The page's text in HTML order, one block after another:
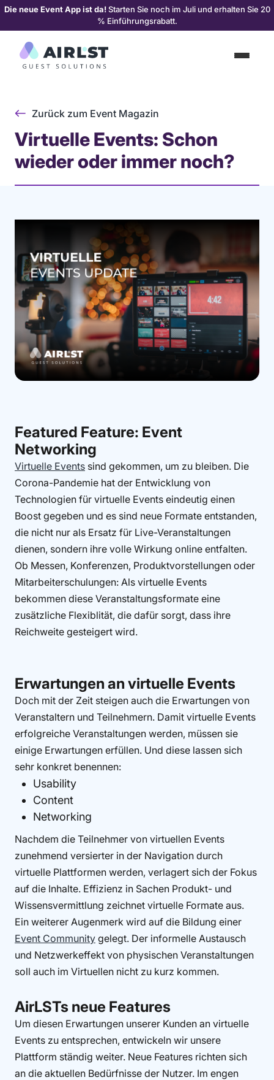
Die neue Event App ist da!Starten Sie noch im Juli und erhalten Sie 20
% Einführungsrabatt.
Zurück zum Event Magazin
Virtuelle Events: Schon
wieder oder immer noch?
Featured Feature: Event
Networking
Virtuelle Events sind gekommen, um zu bleiben. Die
Corona-Pandemie hat der Entwicklung von
Technologien für virtuelle Events eindeutig einen
Boost gegeben und es sind neue Formate entstanden,
die nicht nur als Ersatz für Live-Veranstaltungen
dienen, sondern ihre volle Wirkung online entfalten.
Ob Messen, Konferenzen, Produktvorstellungen oder
Mitarbeiterschulungen: Als virtuelle Events
bekommen diese Veranstaltungsformate eine
zusätzliche Flexiblität, die dafür sorgt, dass ihre
Reichweite gesteigert wird.
Erwartungen an virtuelle Events
Doch mit der Zeit steigen auch die Erwartungen von
Veranstaltern und Teilnehmern. Damit virtuelle Events
erfolgreiche Veranstaltungen werden, müssen sie
einige Erwartungen erfüllen. Und diese lassen sich
sehr konkret benennen:
Usability
Content
Networking
Nachdem die Teilnehmer von virtuellen Events
zunehmend versierter in der Navigation durch
virtuelle Plattformen werden, verlagert sich der Fokus
auf die Inhalte. Effizienz in Sachen Produkt- und
Wissensvermittlung zeichnet virtuelle Formate aus.
Ein weiterer Augenmerk wird auf die Bildung einer
Event Community gelegt. Der informelle Austausch
und Netzwerkeffekt von physischen Veranstaltungen
soll auch im Virtuellen nicht zu kurz kommen.
AirLSTs neue Features
Um diesen Erwartungen unserer Kunden an virtuelle
Events zu entsprechen, entwickeln wir unsere
Plattform ständig weiter. Neue Features richten sich
an die aktuellen Bedürfnisse der Nutzer. Im engen